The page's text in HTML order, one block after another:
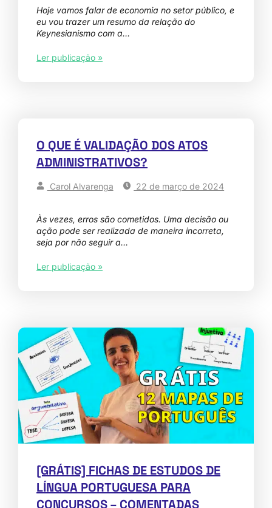
Hoje vamos falar de economia no setor público, e
eu vou trazer um resumo da relação do
Keynesianismo com a…
Ler publicação »
O QUE É VALIDAÇÃO DOS ATOS
ADMINISTRATIVOS?
Carol Alvarenga 22 de março de 2024
Às vezes, erros são cometidos. Uma decisão ou
ação pode ser realizada de maneira incorreta,
seja por não seguir a…
Ler publicação »
[GRÁTIS] FICHAS DE ESTUDOS DE
LÍNGUA PORTUGUESA PARA
CONCURSOS – COMENTADAS